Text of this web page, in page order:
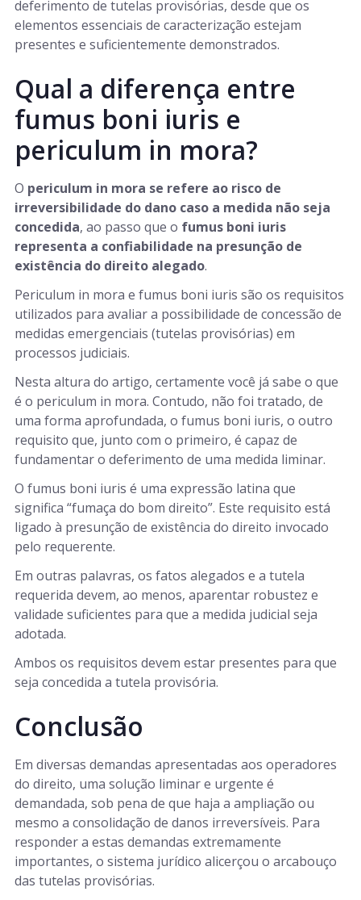
deferimento de tutelas provisórias, desde que os
elementos essenciais de caracterização estejam
presentes e suficientemente demonstrados.
Qual a diferença entre
fumus boni iuris e
periculum in mora?
O periculum in mora se refere ao risco de
irreversibilidade do dano caso a medida não seja
concedida, ao passo que o fumus boni iuris
representa a confiabilidade na presunção de
existência do direito alegado.
Periculum in mora e fumus boni iuris são os requisitos
utilizados para avaliar a possibilidade de concessão de
medidas emergenciais (tutelas provisórias) em
processos judiciais.
Nesta altura do artigo, certamente você já sabe o que
é o periculum in mora. Contudo, não foi tratado, de
uma forma aprofundada, o fumus boni iuris, o outro
requisito que, junto com o primeiro, é capaz de
fundamentar o deferimento de uma medida liminar.
O fumus boni iuris é uma expressão latina que
significa “fumaça do bom direito”. Este requisito está
ligado à presunção de existência do direito invocado
pelo requerente.
Em outras palavras, os fatos alegados e a tutela
requerida devem, ao menos, aparentar robustez e
validade suficientes para que a medida judicial seja
adotada.
Ambos os requisitos devem estar presentes para que
seja concedida a tutela provisória.
Conclusão
Em diversas demandas apresentadas aos operadores
do direito, uma solução liminar e urgente é
demandada, sob pena de que haja a ampliação ou
mesmo a consolidação de danos irreversíveis. Para
responder a estas demandas extremamente
importantes, o sistema jurídico alicerçou o arcabouço
das tutelas provisórias.